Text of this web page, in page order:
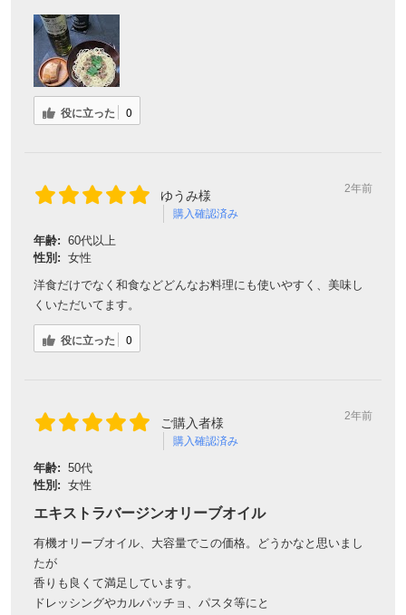
役に立った 0
ゆうみ様
購入確認済み
2年前
年齢: 60代以上
性別: 女性
洋食だけでなく和食などどんなお料理にも使いやすく、美味し
くいただいてます。
役に立った 0
ご購入者様
購入確認済み
2年前
年齢: 50代
性別: 女性
エキストラバージンオリーブオイル
有機オリーブオイル、大容量でこの価格。どうかなと思いまし
たが
香りも良くて満足しています。
ドレッシングやカルパッチョ、パスタ等にと